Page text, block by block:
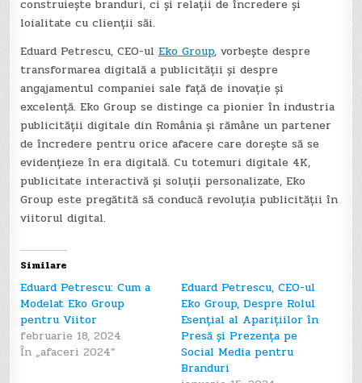
construiește branduri, ci și relații de încredere și
loialitate cu clienții săi.
Eduard Petrescu, CEO-ulEko Group, vorbește despre
transformarea digitală a publicității și despre
angajamentul companiei sale față de inovație și
excelență. Eko Group se distinge ca pionier în industria
publicității digitale din România și rămâne un partener
de încredere pentru orice afacere care dorește să se
evidențieze în era digitală. Cu totemuri digitale 4K,
publicitate interactivă și soluții personalizate, Eko
Group este pregătită să conducă revoluția publicității în
viitorul digital.
Similare
Eduard Petrescu: Cum a
Modelat Eko Group
pentru Viitor
februarie 18, 2024
În „afaceri 2024”
Eduard Petrescu, CEO-ul
Eko Group, Despre Rolul
Esențial al Aparițiilor în
Presă și Prezența pe
Social Media pentru
Branduri